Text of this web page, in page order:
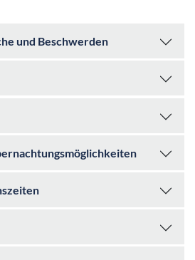
und Beschwerden